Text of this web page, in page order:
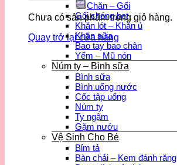
Chưa có sản phẩm trong giỏ hàng.
Quay trở lại cửa hàng
Chăn – Gối
Gối chóng bẹt
Khăn lót – Khăn ủ
Khăn sữa
Bao tay bao chân
Yếm – Mũ nón
Núm ty – Bình sữa
Bình sữa
Bình uống nước
Cốc tập uống
Núm ty
Ty ngậm
Gặm nướu
Vệ Sinh Cho Bé
Bỉm tả
Bàn chải – Kem đánh răng